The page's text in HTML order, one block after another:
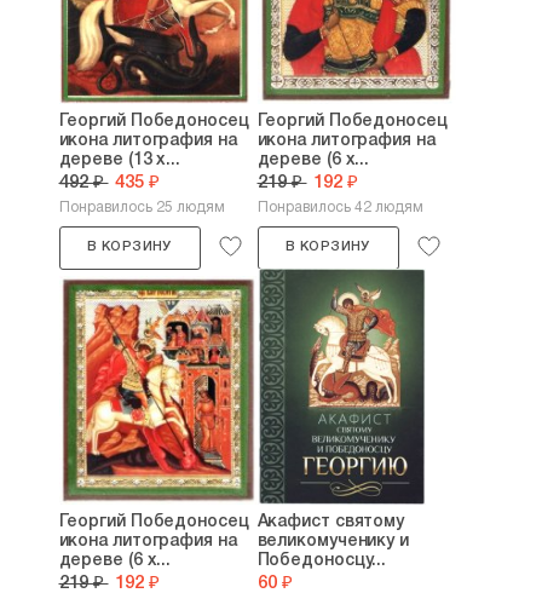
Георгий Победоносец
икона литография на
дереве (13 х...
492 ₽ 435 ₽
Понравилось 25 людям
В КОРЗИНУ
Георгий Победоносец
икона литография на
дереве (6 х...
219 ₽ 192 ₽
Понравилось 42 людям
В КОРЗИНУ
Георгий Победоносец
икона литография на
дереве (6 х...
219 ₽ 192 ₽
Акафист святому
великомученику и
Победоносцу...
60 ₽